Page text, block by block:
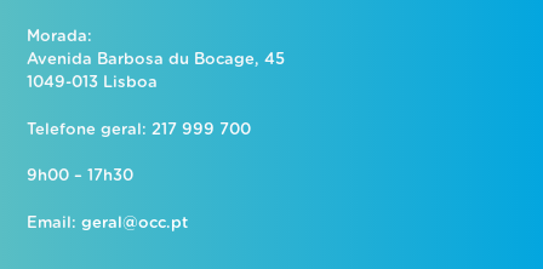
Morada:
Avenida Barbosa du Bocage, 45
1049-013 Lisboa
Telefone geral: 217 999 700
9h00 – 17h30
Email:geral@occ.pt